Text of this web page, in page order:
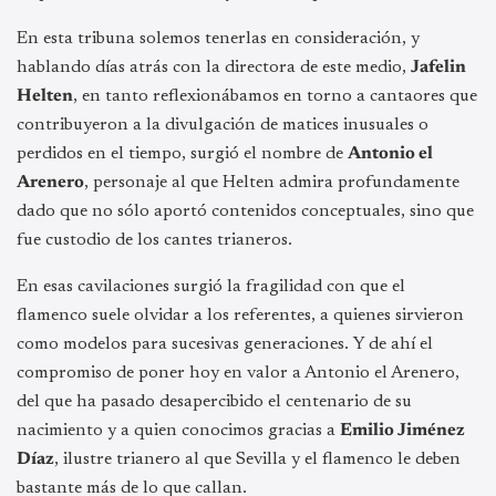
En esta tribuna solemos tenerlas en consideración, y
hablando días atrás con la directora de este medio, Jafelin
Helten, en tanto reflexionábamos en torno a cantaores que
contribuyeron a la divulgación de matices inusuales o
perdidos en el tiempo, surgió el nombre de Antonio el
Arenero, personaje al que Helten admira profundamente
dado que no sólo aportó contenidos conceptuales, sino que
fue custodio de los cantes trianeros.
En esas cavilaciones surgió la fragilidad con que el
flamenco suele olvidar a los referentes, a quienes sirvieron
como modelos para sucesivas generaciones. Y de ahí el
compromiso de poner hoy en valor a Antonio el Arenero,
del que ha pasado desapercibido el centenario de su
nacimiento y a quien conocimos gracias a Emilio Jiménez
Díaz, ilustre trianero al que Sevilla y el flamenco le deben
bastante más de lo que callan.